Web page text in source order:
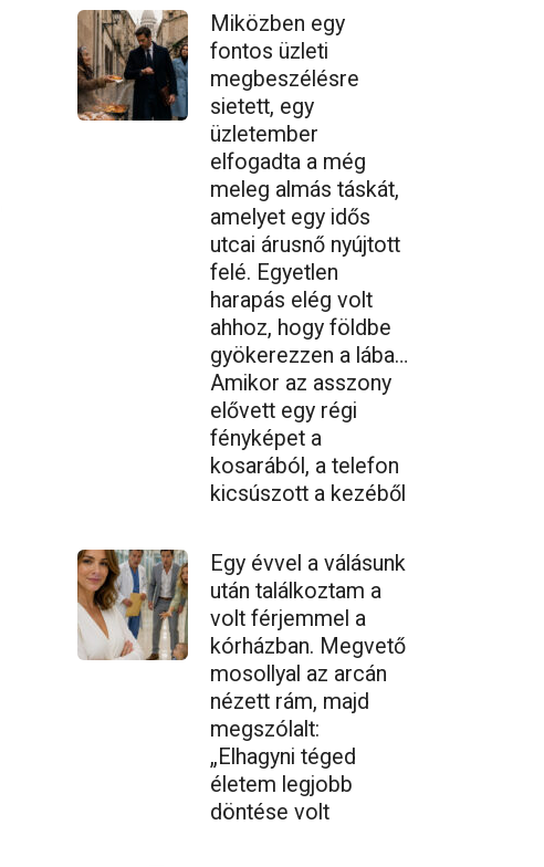
Miközben egy
fontos üzleti
megbeszélésre
sietett, egy
üzletember
elfogadta a még
meleg almás táskát,
amelyet egy idős
utcai árusnő nyújtott
felé. Egyetlen
harapás elég volt
ahhoz, hogy földbe
gyökerezzen a lába…
Amikor az asszony
elővett egy régi
fényképet a
kosarából, a telefon
kicsúszott a kezéből
Egy évvel a válásunk
után találkoztam a
volt férjemmel a
kórházban. Megvető
mosollyal az arcán
nézett rám, majd
megszólalt:
„Elhagyni téged
életem legjobb
döntése volt